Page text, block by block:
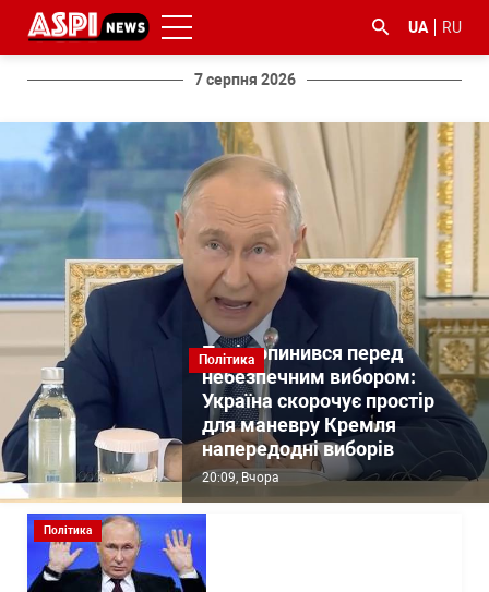
UA RU
7 серпня 2026
Політика
Путін опинився перед
небезпечним вибором:
Україна скорочує простір
для маневру Кремля
напередодні виборів
20:09, Вчора
Політика
#ООС
з
корупцією
#ДФС #Київ #коронавірус